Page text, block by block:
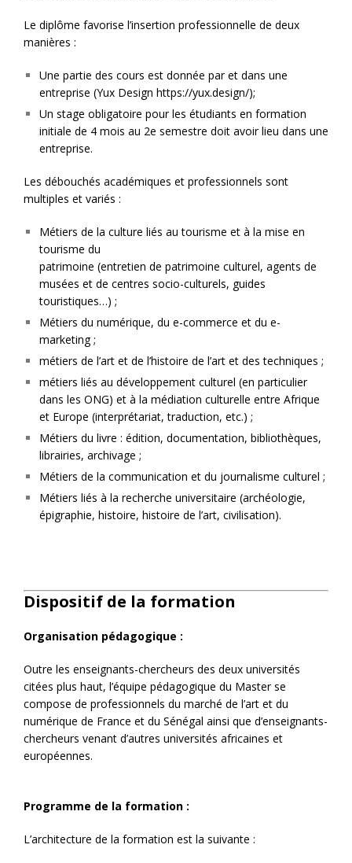
Le diplôme favorise l’insertion professionnelle de deux
manières :
Une partie des cours est donnée par et dans une
entreprise (Yux Design https://yux.design/);
Un stage obligatoire pour les étudiants en formation
initiale de 4 mois au 2e semestre doit avoir lieu dans une
entreprise.
Les débouchés académiques et professionnels sont
multiples et variés :
Métiers de la culture liés au tourisme et à la mise en
tourisme du
patrimoine (entretien de patrimoine culturel, agents de
musées et de centres socio-culturels, guides
touristiques…) ;
Métiers du numérique, du e-commerce et du e-
marketing ;
métiers de l’art et de l’histoire de l’art et des techniques ;
métiers liés au développement culturel (en particulier
dans les ONG) et à la médiation culturelle entre Afrique
et Europe (interprétariat, traduction, etc.) ;
Métiers du livre : édition, documentation, bibliothèques,
librairies, archivage ;
Métiers de la communication et du journalisme culturel ;
Métiers liés à la recherche universitaire (archéologie,
épigraphie, histoire, histoire de l’art, civilisation).
Dispositif de la formation
Organisation pédagogique :
Outre les enseignants-chercheurs des deux universités
citées plus haut, l’équipe pédagogique du Master se
compose de professionnels du marché de l’art et du
numérique de France et du Sénégal ainsi que d’enseignants-
chercheurs venant d’autres universités africaines et
européennes.
Programme de la formation :
L’architecture de la formation est la suivante :